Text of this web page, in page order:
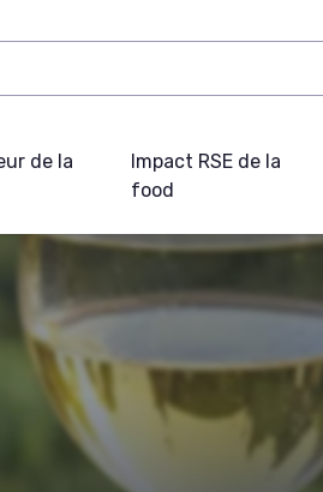
de la
Impact RSE de la
food